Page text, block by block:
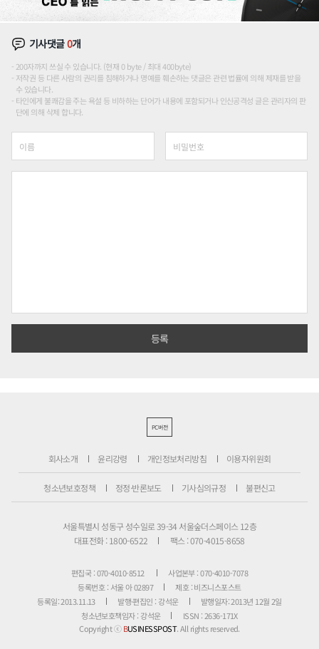
기사댓글0개
200자까지 쓰실 수 있습니다. (현재 0 byte / 최대 400byte)
저작권 등 다른 사람의 권리를 침해하거나 명예를 훼손하는 댓글은 관련 법률에 의해 제재를 받을
수 있습니다.
타인에게 불쾌감을 주는 욕설 등 비하하는 단어가 내용에 포함되거나 인신공격성 글은 관리자의 판
단에 의해 삭제 합니다.
PC버전
회사소개 윤리강령 개인정보처리방침 이용자위원회
청소년보호정책 정정·반론보도 기사심의규정 불편신고
서울특별시 성동구 성수일로 39-34 서울숲더스페이스 12층
대표전화 : 1800-6522
팩스 : 070-4015-8658
편집국 : 070-4010-8512
사업본부 : 070-4010-7078
등록번호 : 서울 아 02897
제호 : 비즈니스포스트
등록일: 2013.11.13
발행·편집인 : 강석운
발행일자: 2013년 12월 2일
청소년보호책임자 : 강석운
ISSN : 2636-171X
Copyright ⓒBUSINESSPOST. All rights reserved.